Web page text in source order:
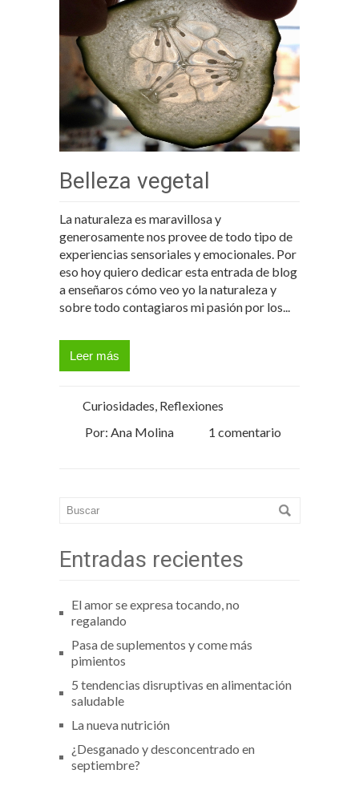
Belleza vegetal
La naturaleza es maravillosa y
generosamente nos provee de todo tipo de
experiencias sensoriales y emocionales. Por
eso hoy quiero dedicar esta entrada de blog
a enseñaros cómo veo yo la naturaleza y
sobre todo contagiaros mi pasión por los...
Leer más
Curiosidades, Reflexiones
Por: Ana Molina
1 comentario
Entradas recientes
El amor se expresa tocando, no
regalando
Pasa de suplementos y come más
pimientos
5 tendencias disruptivas en alimentación
saludable
La nueva nutrición
¿Desganado y desconcentrado en
septiembre?